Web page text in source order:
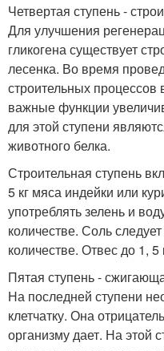
Четвертая ступень -
Для улучшения
гликогена существует
лесенка. Во время
строительных
важные функции
для этой ступени
животного белка.
Строительная ступень
5 кг мяса индейки или
употреблять зелень и
количестве. Соль
количестве. Отвес до 1, 5
Пятая ступень -
На последней ступени
клетчатку. Она
организму дает. На этой